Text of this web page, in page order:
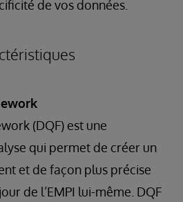
de vos données.
(DQF) est une
qui permet de créer un
et de façon plus précise
de l’EMPI lui-même. DQF